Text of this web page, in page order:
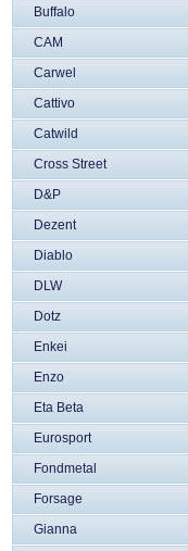
Buffalo
CAM
Carwel
Cattivo
Catwild
Cross Street
D&P
Dezent
Diablo
DLW
Dotz
Enkei
Enzo
Eta Beta
Eurosport
Fondmetal
Forsage
Gianna